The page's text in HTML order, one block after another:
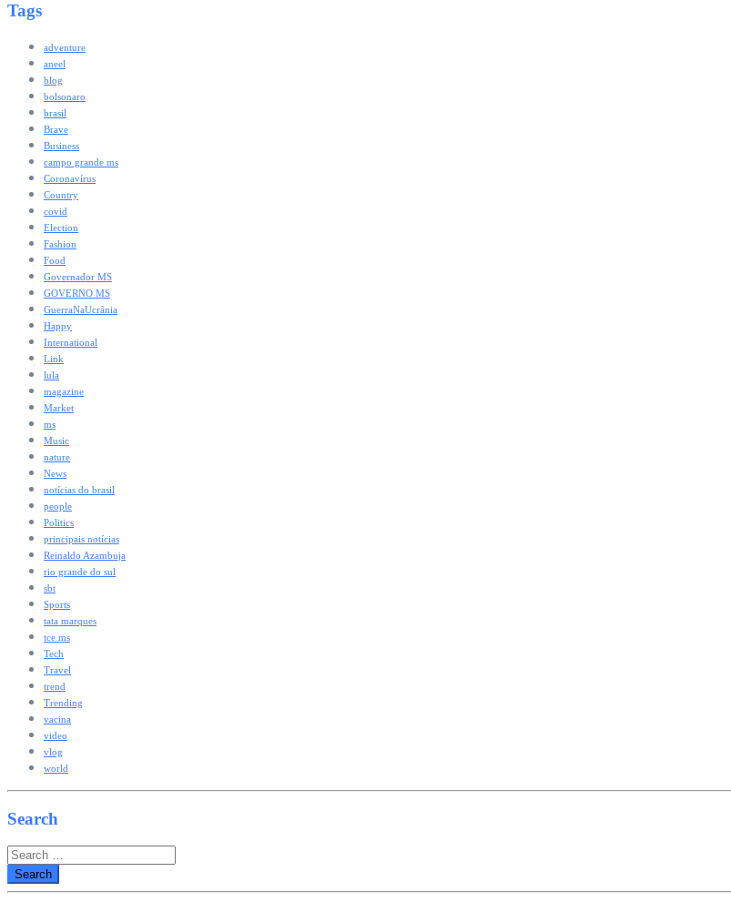
Tags
adventure
aneel
blog
bolsonaro
brasil
Brave
Business
campo grande ms
Coronavírus
Country
covid
Election
Fashion
Food
Governador MS
GOVERNO MS
GuerraNaUcrânia
Happy
International
Link
lula
magazine
Market
ms
Music
nature
News
notícias do brasil
people
Politics
principais notícias
Reinaldo Azambuja
rio grande do sul
sbt
Sports
tata marques
tce ms
Tech
Travel
trend
Trending
vacina
video
vlog
world
Search
Search
for: